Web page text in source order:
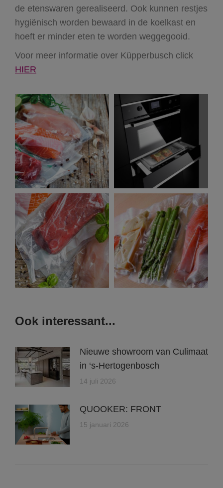
de etenswaren gerealiseerd. Ook kunnen restjes
hygiënisch worden bewaard in de koelkast en
hoeft er minder eten te worden weggegooid.
Voor meer informatie over Küpperbusch click
HIER
Ook interessant...
Nieuwe showroom van Culimaat
in ‘s-Hertogenbosch
14 juli 2026
QUOOKER: FRONT
15 januari 2026